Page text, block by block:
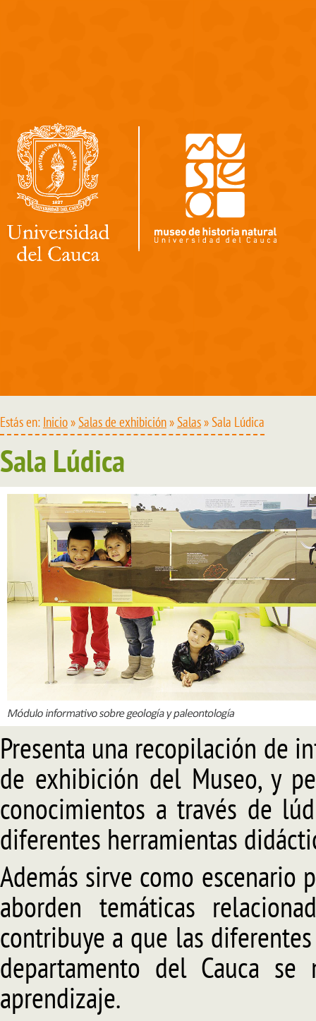
Estás en:Inicio»Salas de exhibición»Salas» Sala Lúdica
Sala Lúdica
Presenta una recopilación de
de exhibición del Museo, y
conocimientos a través de
diferentes herramientas
Además sirve como escenario
aborden temáticas
contribuye a que las
departamento del Cauca
aprendizaje.